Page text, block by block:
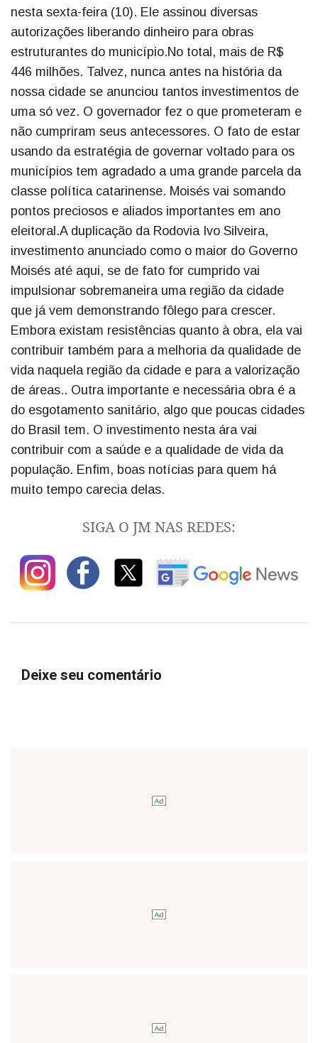
nesta sexta-feira (10). Ele assinou diversas
autorizações liberando dinheiro para obras
estruturantes do município.No total, mais de R$
446 milhões. Talvez, nunca antes na história da
nossa cidade se anunciou tantos investimentos de
uma só vez. O governador fez o que prometeram e
não cumpriram seus antecessores. O fato de estar
usando da estratégia de governar voltado para os
municípios tem agradado a uma grande parcela da
classe política catarinense. Moisés vai somando
pontos preciosos e aliados importantes em ano
eleitoral.A duplicação da Rodovia Ivo Silveira,
investimento anunciado como o maior do Governo
Moisés até aqui, se de fato for cumprido vai
impulsionar sobremaneira uma região da cidade
que já vem demonstrando fôlego para crescer.
Embora existam resistências quanto à obra, ela vai
contribuir também para a melhoria da qualidade de
vida naquela região da cidade e para a valorização
de áreas.. Outra importante e necessária obra é a
do esgotamento sanitário, algo que poucas cidades
do Brasil tem. O investimento nesta ára vai
contribuir com a saúde e a qualidade de vida da
população. Enfim, boas notícias para quem há
muito tempo carecia delas.
SIGA O JM NAS REDES:
Deixe seu comentário